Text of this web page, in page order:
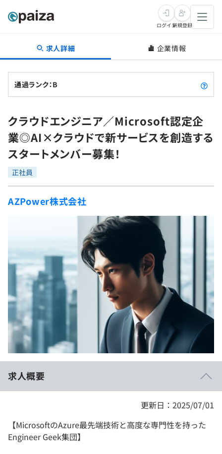
転職・キャリア
転職成功ガイド
転職エージェント
インタビュー
転職成功ガイド
新卒就活
求人検索
本選考
インターン
新卒エージェント
インタビュー
就活成功ガイド
学習
問題集
4択課題
プラン
個人向けプラン
法人向けプラン
学校向けプラン
契約内容・クーポン
プログラミング言語
ゲーム・マンガ
note
ログイン新規登録
求人詳細 企業情報
通過ランク：B
クラウドエンジニア／Microsoft認定企
業◎AI×クラウドで新サービスを創造する
スタートメンバー募集！
正社員
AZPower株式会社
求人概要
更新日：2025/07/01
【MicrosoftのAzure最先端技術と高度な専門性を持った
Engineer Geek集団】